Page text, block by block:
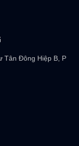
Hà Đông, Hà Nội